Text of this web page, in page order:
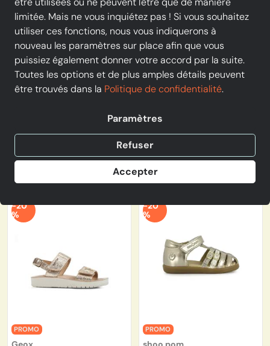
limitée. Mais ne vous inquiétez pas ! Si vous souhaitez
utiliser ces fonctions, nous vous indiquerons à
nouveau les paramètres sur place afin que vous
puissiez également donner votre accord par la suite.
Toutes les options et de plus amples détails peuvent
être trouvés dans la Politique de confidentialité.
Paramètres
Refuser
Accepter
SHOO POM - Sandale - GOA
55,20 €
Geox
GEOX - Sandale - J15EAA -
Argent
de 38,32 €
PROMO
-20
%
PROMO
-20
%